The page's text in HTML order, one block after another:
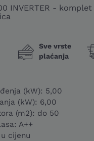
INVERTER -
Sve vrste
plaćanja
(kW): 5,00
(kW): 6,00
(m2): do 50
A++
cijenu